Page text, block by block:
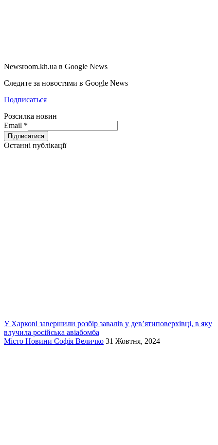
Newsroom.kh.ua в Google News
Следите за новостями в Google News
Подписаться
Розсилка новин
Email *
Останні публікації
У Харкові завершили розбір завалів у дев’ятиповерхівці, в яку
влучила російська авіабомба
Місто Новини Софія Величко 31 Жовтня, 2024